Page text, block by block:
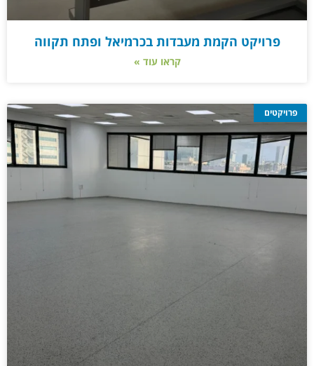
פרויקט הקמת מעבדות בכרמיאל ופתח תקווה
קראו עוד »
פרויקטים